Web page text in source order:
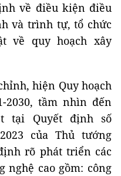
về điều kiện điều
và trình tự, tổ chức
về quy hoạch xây
hiện Quy hoạch
2030, tầm nhìn đến
tại Quyết định số
2023 của Thủ tướng
rõ phát triển các
nghệ cao gồm: công